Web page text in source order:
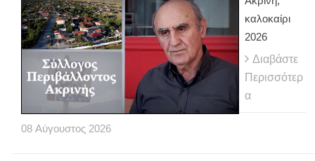
καλοκαίρι
2026
Διαβάστε
Περισσότερ
α
08 Αύγουστος 2026